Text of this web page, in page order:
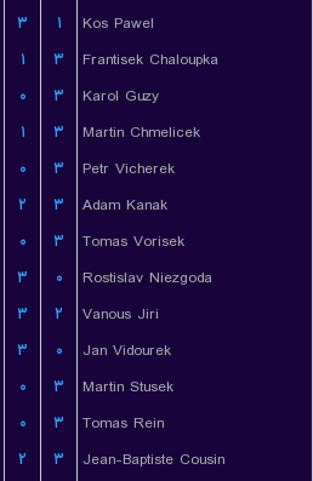
۳ ۱
Kos Pawel
۱ ۳
Frantisek Chaloupka
۰ ۳
Karol Guzy
۱ ۳
Martin Chmelicek
۰ ۳
Petr Vicherek
۲ ۳
Adam Kanak
۰ ۳
Tomas Vorisek
۳ ۰
Rostislav Niezgoda
۳ ۲
Vanous Jiri
۳ ۰
Jan Vidourek
۰ ۳
Martin Stusek
۰ ۳
Tomas Rein
۲ ۳ Jean-Baptiste Cousin